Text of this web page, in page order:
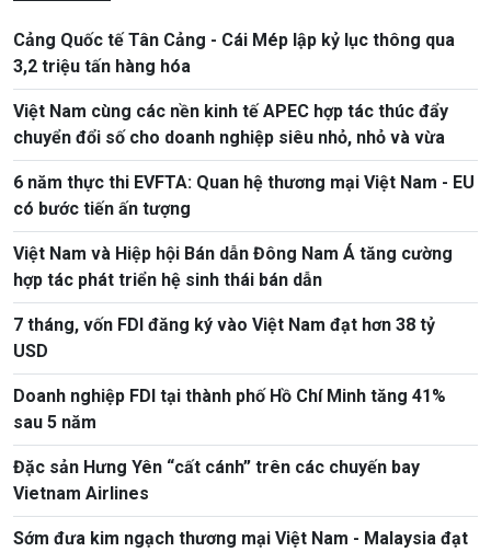
Cảng Quốc tế Tân Cảng - Cái Mép lập kỷ lục thông qua
3,2 triệu tấn hàng hóa
Việt Nam cùng các nền kinh tế APEC hợp tác thúc đẩy
chuyển đổi số cho doanh nghiệp siêu nhỏ, nhỏ và vừa
6 năm thực thi EVFTA: Quan hệ thương mại Việt Nam - EU
có bước tiến ấn tượng
Việt Nam và Hiệp hội Bán dẫn Đông Nam Á tăng cường
hợp tác phát triển hệ sinh thái bán dẫn
7 tháng, vốn FDI đăng ký vào Việt Nam đạt hơn 38 tỷ
USD
Doanh nghiệp FDI tại thành phố Hồ Chí Minh tăng 41%
sau 5 năm
Đặc sản Hưng Yên “cất cánh” trên các chuyến bay
Vietnam Airlines
Sớm đưa kim ngạch thương mại Việt Nam - Malaysia đạt